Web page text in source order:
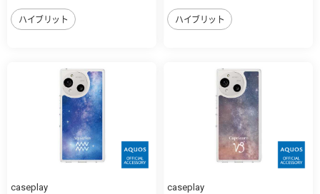
ハイブリット ハイブリット
caseplay
caseplay